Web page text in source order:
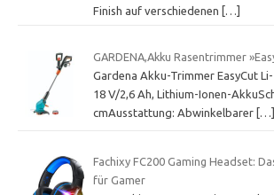
Finish auf verschiedenen
[…]
GARDENA,Akku Rasentrimmer
Gardena Akku-Trimmer EasyCut
18 V/2,6 Ah, Lithium-Ionen-
cmAusstattung: Abwinkelbarer […]
Fachixy FC200 Gaming Headset:
für Gamer